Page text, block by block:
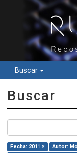
Buscar
Buscar
Fecha: 2011 × Autor: